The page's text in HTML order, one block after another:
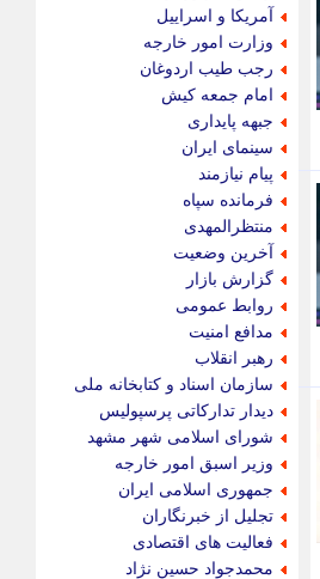
آمریکا و اسراییل
وزارت امور خارجه
رجب طیب اردوغان
امام جمعه کیش
جبهه پایداری
سینمای ایران
پیام نیازمند
فرمانده سپاه
منتظرالمهدی
آخرین وضعیت
گزارش بازار
روابط عمومی
مدافع امنیت
رهبر انقلاب
سازمان اسناد و کتابخانه ملی
دیدار تدارکاتی پرسپولیس
شورای اسلامی شهر مشهد
وزیر اسبق امور خارجه
جمهوری اسلامی ایران
تجلیل از خبرنگاران
فعالیت های اقتصادی
محمدجواد حسین نژاد